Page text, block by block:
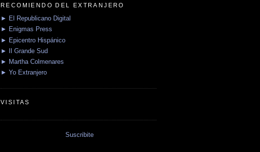
RECOMIENDO DEL EXTRANJERO
► El Republicano Digital
► Enigmas Press
► Epicentro Hispánico
► Il Grande Sud
► Martha Colmenares
► Yo Extranjero
VISITAS
Suscribite